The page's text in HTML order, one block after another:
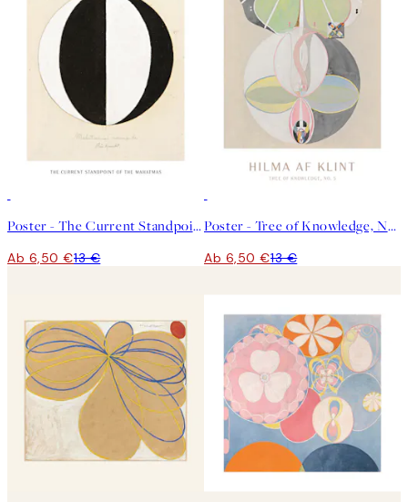
Poster - The Current Standpoint of the Mahatmas by Hilma af Klint
Ab 6,50 €13 €
Poster - Tree of Knowledge, No.5 by Hilma af Klint
Ab 6,50 €13 €